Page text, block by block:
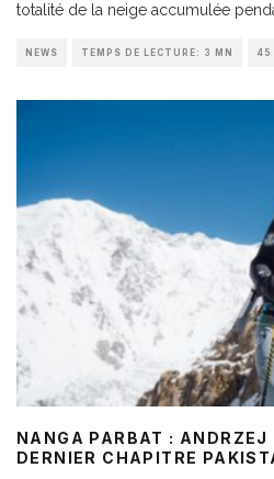
totalité de la neige accumulée
NEWS TEMPS DE LECTURE: 3 MN 45
NANGA PARBAT : ANDRZEJ
DERNIER CHAPITRE